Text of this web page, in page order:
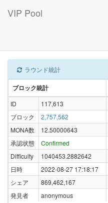
VIP Pool
ラウンド統計
ブロック統計
ID 117,613
ブロック
2,757,562
MONA数
12.50000643
承認状態
Confirmed
Difficulty
1040453.2882642
日時
2022-08-27 17:18:17
シェア
869,462,167
発見者
anonymous